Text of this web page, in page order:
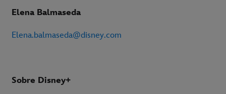
Elena Balmaseda
Elena.balmaseda@disney.com
Sobre Disney+